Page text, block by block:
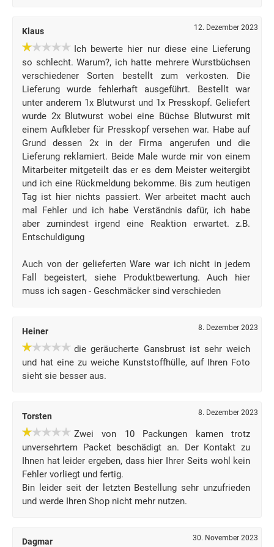
Klaus 12. Dezember 2023
Ich bewerte hier nur diese eine Lieferung
so schlecht. Warum?, ich hatte mehrere Wurstbüchsen
verschiedener Sorten bestellt zum verkosten. Die
Lieferung wurde fehlerhaft ausgeführt. Bestellt war
unter anderem 1x Blutwurst und 1x Presskopf. Geliefert
wurde 2x Blutwurst wobei eine Büchse Blutwurst mit
einem Aufkleber für Presskopf versehen war. Habe auf
Grund dessen 2x in der Firma angerufen und die
Lieferung reklamiert. Beide Male wurde mir von einem
Mitarbeiter mitgeteilt das er es dem Meister weitergibt
und ich eine Rückmeldung bekomme. Bis zum heutigen
Tag ist hier nichts passiert. Wer arbeitet macht auch
mal Fehler und ich habe Verständnis dafür, ich habe
aber zumindest irgend eine Reaktion erwartet. z.B.
Entschuldigung
Auch von der gelieferten Ware war ich nicht in jedem
Fall begeistert, siehe Produktbewertung. Auch hier
muss ich sagen - Geschmäcker sind verschieden
Heiner 8. Dezember 2023
die geräucherte Gansbrust ist sehr weich
und hat eine zu weiche Kunststoffhülle, auf Ihren Foto
sieht sie besser aus.
Torsten 8. Dezember 2023
Zwei von 10 Packungen kamen trotz
unversehrtem Packet beschädigt an. Der Kontakt zu
Ihnen hat leider ergeben, dass hier Ihrer Seits wohl kein
Fehler vorliegt und fertig.
Bin leider seit der letzten Bestellung sehr unzufrieden
und werde Ihren Shop nicht mehr nutzen.
Dagmar 30. November 2023